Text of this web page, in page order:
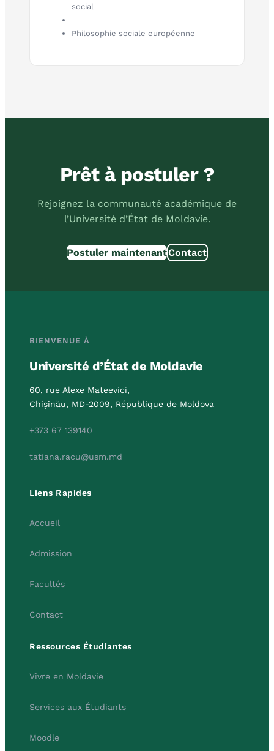
social
Philosophie sociale européenne
Prêt à postuler ?
Rejoignez la communauté académique de
l’Université d’État de Moldavie.
Postuler maintenantContact
BIENVENUE À
Université d’État de Moldavie
60, rue Alexe Mateevici,
Chișinău, MD-2009, République de Moldova
+373 67 139140
tatiana.racu@usm.md
Liens Rapides
Accueil
Admission
Facultés
Contact
Ressources Étudiantes
Vivre en Moldavie
Services aux Étudiants
Moodle